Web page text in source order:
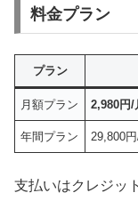
料金プラン
プラン
月額プラン 2,980円/
年間プラン 29,800
支払いはクレジッ